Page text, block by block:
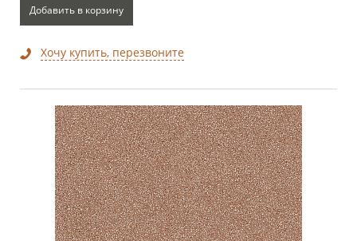
Добавить в корзину
Хочу купить, перезвоните